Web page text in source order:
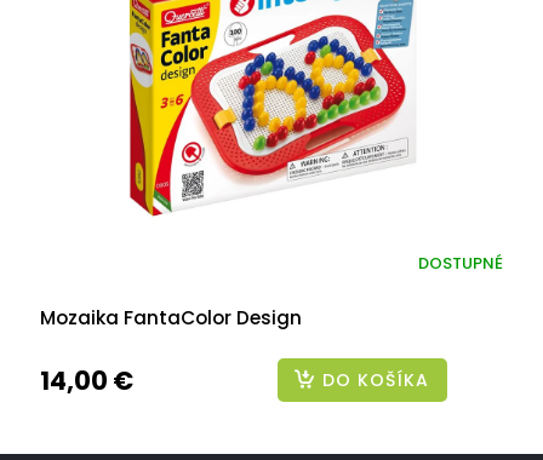
Mozaika FantaColor Design
DOSTUPNÉ
14,00 € DO KOŠÍKA